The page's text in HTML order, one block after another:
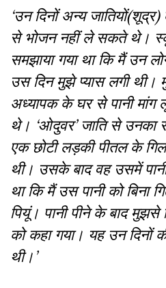
‘उन दिनों अन्य
से भोजन नहीं ले सकते थे।
समझाया गया था कि मैं उन
उस दिन मुझे प्यास लगी थी।
अध्यापक के घर से पानी मांग
थे। ‘ओदुवर’ जाति से
एक छोटी लड़की पीतल के
थी। उसके बाद वह उसमें
था कि मैं उस पानी को बिना
पियूं। पानी पीने के बाद
को कहा गया। यह उन दिनों
थी।’